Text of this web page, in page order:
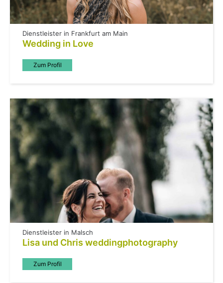
Dienstleister in Frankfurt am Main
Wedding in Love
Zum Profil
Dienstleister in Malsch
Lisa und Chris weddingphotography
Zum Profil